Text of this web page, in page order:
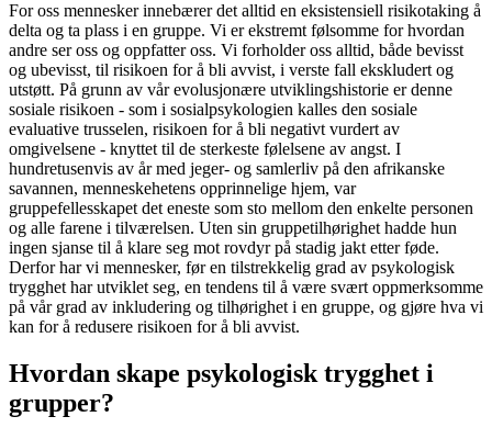
For oss mennesker innebærer det alltid en eksistensiell risikotaking å
delta og ta plass i en gruppe. Vi er ekstremt følsomme for hvordan
andre ser oss og oppfatter oss. Vi forholder oss alltid, både bevisst
og ubevisst, til risikoen for å bli avvist, i verste fall ekskludert og
utstøtt. På grunn av vår evolusjonære utviklingshistorie er denne
sosiale risikoen - som i sosialpsykologien kalles den sosiale
evaluative trusselen, risikoen for å bli negativt vurdert av
omgivelsene - knyttet til de sterkeste følelsene av angst. I
hundretusenvis av år med jeger- og samlerliv på den afrikanske
savannen, menneskehetens opprinnelige hjem, var
gruppefellesskapet det eneste som sto mellom den enkelte personen
og alle farene i tilværelsen. Uten sin gruppetilhørighet hadde hun
ingen sjanse til å klare seg mot rovdyr på stadig jakt etter føde.
Derfor har vi mennesker, før en tilstrekkelig grad av psykologisk
trygghet har utviklet seg, en tendens til å være svært oppmerksomme
på vår grad av inkludering og tilhørighet i en gruppe, og gjøre hva vi
kan for å redusere risikoen for å bli avvist.
Hvordan skape psykologisk trygghet i
grupper?